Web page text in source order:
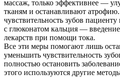
массаж, только эффективнее —
тканям и останавливают
чувствительность зубов
с глюконатом кальция —
лекарств при помощи тока.
Все эти меры помогают лишь
уменьшить чувствительность
полностью остановить
этого используются другие